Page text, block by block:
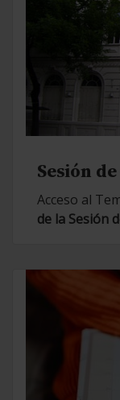
Sesión
Acceso al
de la Sesión